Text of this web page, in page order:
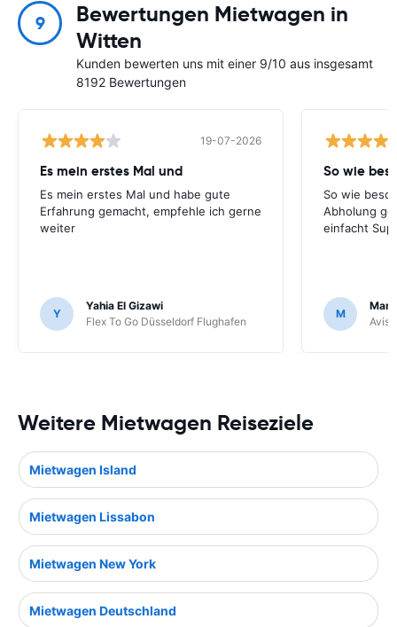
9
Bewertungen Mietwagen in
Witten
Kunden bewerten uns mit einer 9/10 aus insgesamt
8192 Bewertungen
19-07-2026
Es mein erstes Mal und
Es mein erstes Mal und habe gute
Erfahrung gemacht, empfehle ich gerne
weiter
Y
Yahia El Gizawi
Flex To Go Düsseldorf Flughafen
So wie
So wie
Abholung
einfacht
M
Avis
Weitere Mietwagen Reiseziele
Mietwagen Island
Mietwagen Lissabon
Mietwagen New York
Mietwagen Deutschland